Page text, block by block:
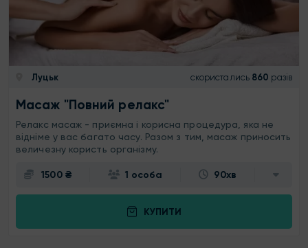
Луцьк скористались 860 разів
Масаж "Повний релакс"
Релакс масаж - приємна і корисна процедура, яка не
відніме у вас багато часу. Разом з тим, масаж приносить
величезну користь організму.
1500 ₴ 1 особа 90хв
КУПИТИ